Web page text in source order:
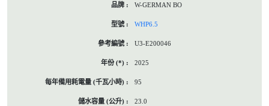
W-GERMAN BO
WHP6.5
U3-E200046
2025
95
23.0